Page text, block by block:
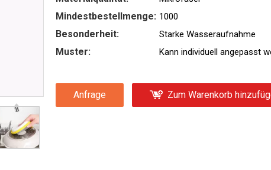
Mindestbestellmenge: 1000
Besonderheit: Starke Wasseraufnahme
Muster: Kann individuell angepasst
Anfrage Zum Warenkorb